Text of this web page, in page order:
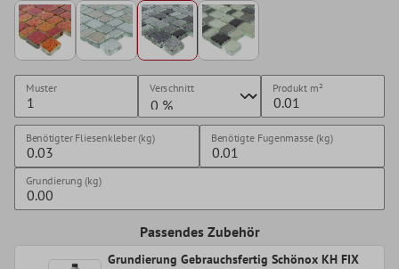
Muster Verschnitt Produkt m²
Benötigter Fliesenkleber (kg) Benötigte Fugenmasse (kg)
Grundierung (kg)
Passendes Zubehör
Grundierung Gebrauchsfertig Schönox KH FIX